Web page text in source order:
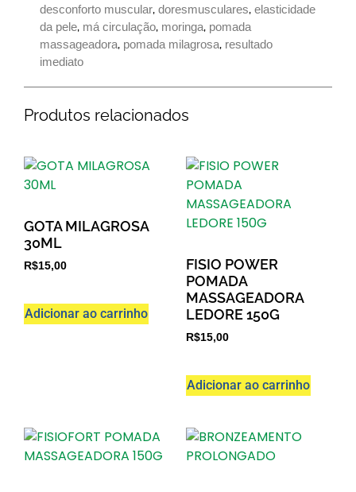
desconforto muscular, doresmusculares, elasticidade
da pele, má circulação, moringa, pomada
massageadora, pomada milagrosa, resultado
imediato
Produtos relacionados
GOTA MILAGROSA
30ML
R$15,00
Adicionar ao carrinho
FISIO POWER
POMADA
MASSAGEADORA
LEDORE 150G
R$15,00
Adicionar ao carrinho